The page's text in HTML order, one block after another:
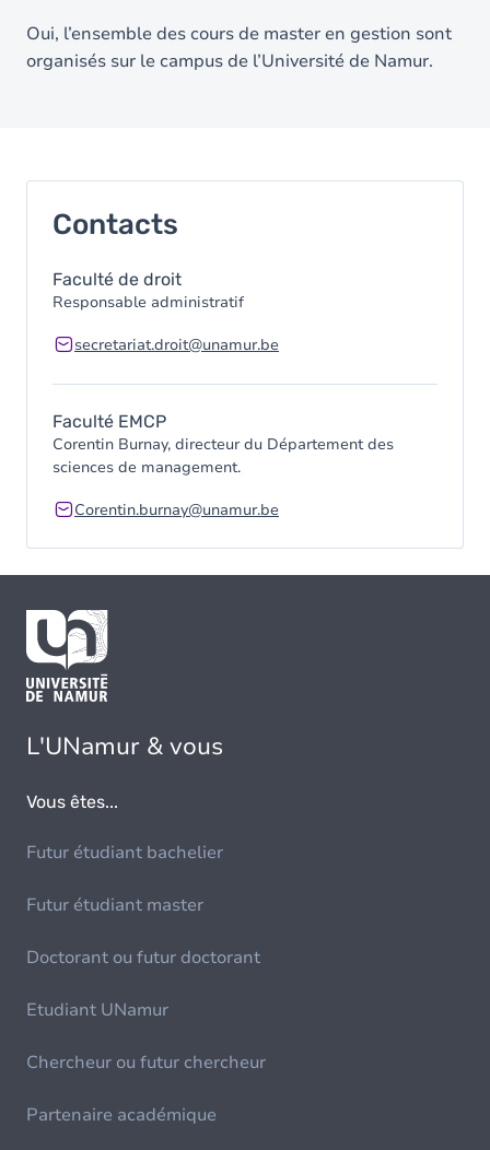
Oui, l’ensemble des cours de master en gestion sont
organisés sur le campus de l’Université de Namur.
Contacts
Faculté de droit
Responsable administratif
secretariat.droit@unamur.be
Faculté EMCP
Corentin Burnay, directeur du Département des
sciences de management.
Corentin.burnay@unamur.be
L'UNamur & vous
Vous êtes...
Futur étudiant bachelier
Futur étudiant master
Doctorant ou futur doctorant
Etudiant UNamur
Chercheur ou futur chercheur
Partenaire académique